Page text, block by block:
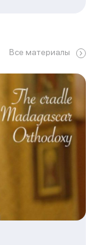
Все материалы